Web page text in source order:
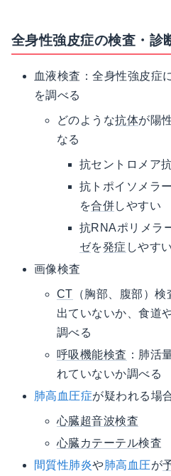
全身性強皮症の検査・診
血液検査：全身性強皮症
を調べる
どのような抗体が陽
なる
抗セントロメア
抗トポイソメラ
を合併しやすい
抗RNAポリメラ
ゼを発症 しやすい
画像検査
CT （胸部、腹部）
出ていないか、食道
調べる
呼吸機能検査 ：肺活
れていないか調べる
肺高血圧症が疑われる場
心臓超音波検査
心臓カテーテル検査
間質性肺炎や肺高血圧が